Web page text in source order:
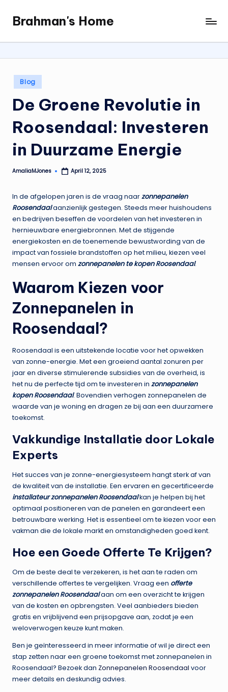
content
Brahman's Home
Spiritual
and
it
all
Posted
in
Blog
De Groene Revolutie in
Roosendaal: Investeren
in Duurzame Energie
Posted
AmaliaMJones April 12, 2025
In de afgelopen jaren is de vraag naarzonnepanelen
Roosendaalaanzienlijk gestegen. Steeds meer huishoudens
en bedrijven beseffen de voordelen van het investeren in
hernieuwbare energiebronnen. Met de stijgende
energiekosten en de toenemende bewustwording van de
impact van fossiele brandstoffen op het milieu, kiezen veel
mensen ervoor om zonnepanelen te kopen Roosendaal.
Waarom Kiezen voor
Zonnepanelen in
Roosendaal?
Roosendaal is een uitstekende locatie voor het opwekken
van zonne-energie. Met een groeiend aantal zonuren per
jaar en diverse stimulerende subsidies van de overheid, is
het nu de perfecte tijd om te investeren in zonnepanelen
kopen Roosendaal. Bovendien verhogen zonnepanelen de
waarde van je woning en dragen ze bij aan een duurzamere
toekomst.
Vakkundige Installatie door Lokale
Experts
Het succes van je zonne-energiesysteem hangt sterk af van
de kwaliteit van de installatie. Een ervaren en gecertificeerde
installateur zonnepanelen Roosendaalkan je helpen bij het
optimaal positioneren van de panelen en garandeert een
betrouwbare werking. Het is essentieel om te kiezen voor een
vakman die de lokale markt en omstandigheden goed kent.
Hoe een Goede Offerte Te Krijgen?
Om de beste deal te verzekeren, is het aan te raden om
verschillende offertes te vergelijken. Vraag een offerte
zonnepanelen Roosendaalaan om een overzicht te krijgen
van de kosten en opbrengsten. Veel aanbieders bieden
gratis en vrijblijvend een prijsopgave aan, zodat je een
weloverwogen keuze kunt maken.
Ben je geïnteresseerd in meer informatie of wil je direct een
stap zetten naar een groene toekomst met zonnepanelen in
Roosendaal? Bezoek dan Zonnepanelen Roosendaal voor
meer details en deskundig advies.